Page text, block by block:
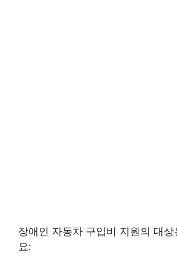
장애인 자동차 구입비 지원의 대
요: